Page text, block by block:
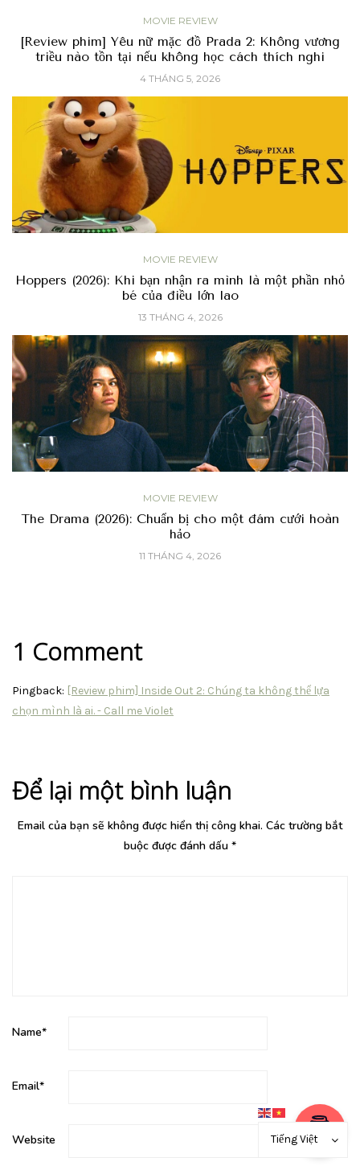
MOVIE REVIEW
[Review phim] Yêu nữ mặc đồ Prada 2: Không vương
triều nào tồn tại nếu không học cách thích nghi
4 THÁNG 5, 2026
MOVIE REVIEW
Hoppers (2026): Khi bạn nhận ra mình là một phần nhỏ
bé của điều lớn lao
13 THÁNG 4, 2026
MOVIE REVIEW
The Drama (2026): Chuẩn bị cho một đám cưới hoàn
hảo
11 THÁNG 4, 2026
1 Comment
Pingback: [Review phim] Inside Out 2: Chúng ta không thể lựa
chọn mình là ai. - Call me Violet
Để lại một bình luận
Email của bạn sẽ không được hiển thị công khai. Các trường bắt
buộc được đánh dấu *
Name*
Email*
Website Tiếng Việt